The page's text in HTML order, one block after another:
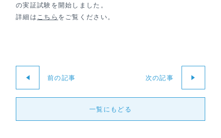
の実証試験を開始しました。
詳細は こちら をご覧ください。
前の記事
一覧にもどる
次の記事